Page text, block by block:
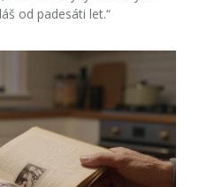
od padesáti let.“